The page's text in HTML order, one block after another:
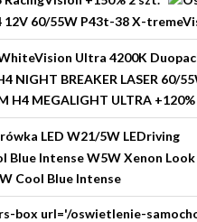
box url='/oswietlenie-